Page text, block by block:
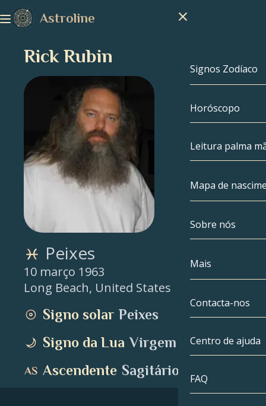
Astroline
Signos Zodíaco
Signos
Capricórnio
Peixes
Áries
Touro
Cancro
Leo
Virgem
Horóscopo
Leitura palma
Mapa de
Mapa de
Celebridades
Sobre nós
Mais
Tarot
Números de
Contacta-nos
Centro de ajuda
FAQ
Rick Rubin
Peixes
10 março 1963
Long Beach, United States
Signo solar Peixes
Signo da Lua Virgem
Ascendente Sagitário